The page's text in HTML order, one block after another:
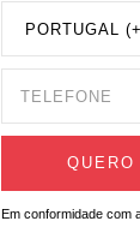
Em conformidade com